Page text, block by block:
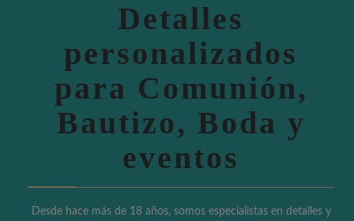
Detalles
personalizados
para Comunión,
Bautizo, Boda y
eventos
Desde hace más de 18 años, somos especialistas en detalles y